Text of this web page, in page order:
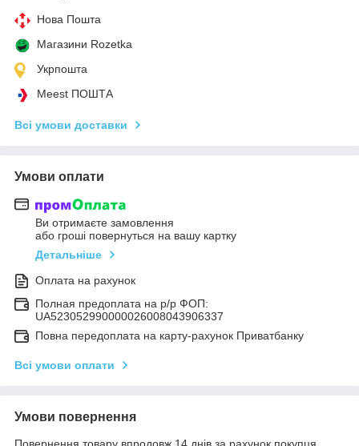
Нова Пошта
Магазини Rozetka
Укрпошта
Meest ПОШТА
Всі умови доставки
Умови оплати
Ви отримаєте замовлення
або гроші повернуться на вашу картку
Детальніше
Оплата на рахунок
Полная предоплата на р/р ФОП:
UA523052990000026008043906337
Повна передоплата на карту-рахунок Приватбанку
Всі умови оплати
Умови повернення